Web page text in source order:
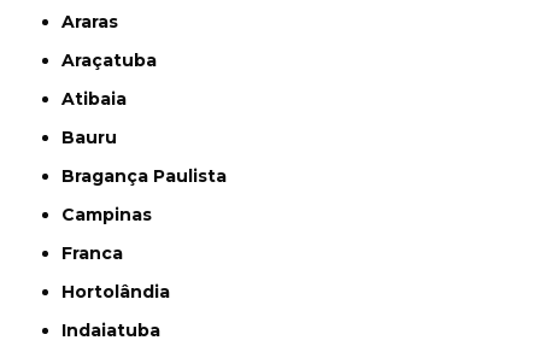
Araras
Araçatuba
Atibaia
Bauru
Bragança Paulista
Campinas
Franca
Hortolândia
Indaiatuba